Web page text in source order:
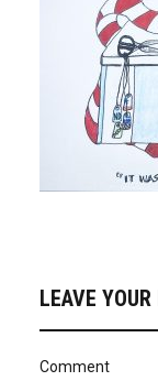
LEAVE YOUR
Comment